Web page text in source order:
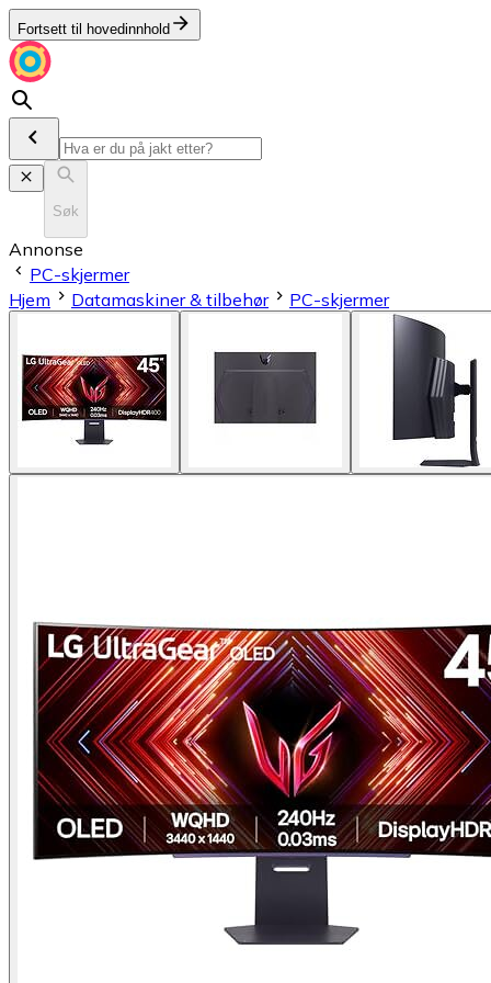
Fortsett til hovedinnhold
Søk
Annonse
PC-skjermer
Hjem
Datamaskiner & tilbehør PC-skjermer